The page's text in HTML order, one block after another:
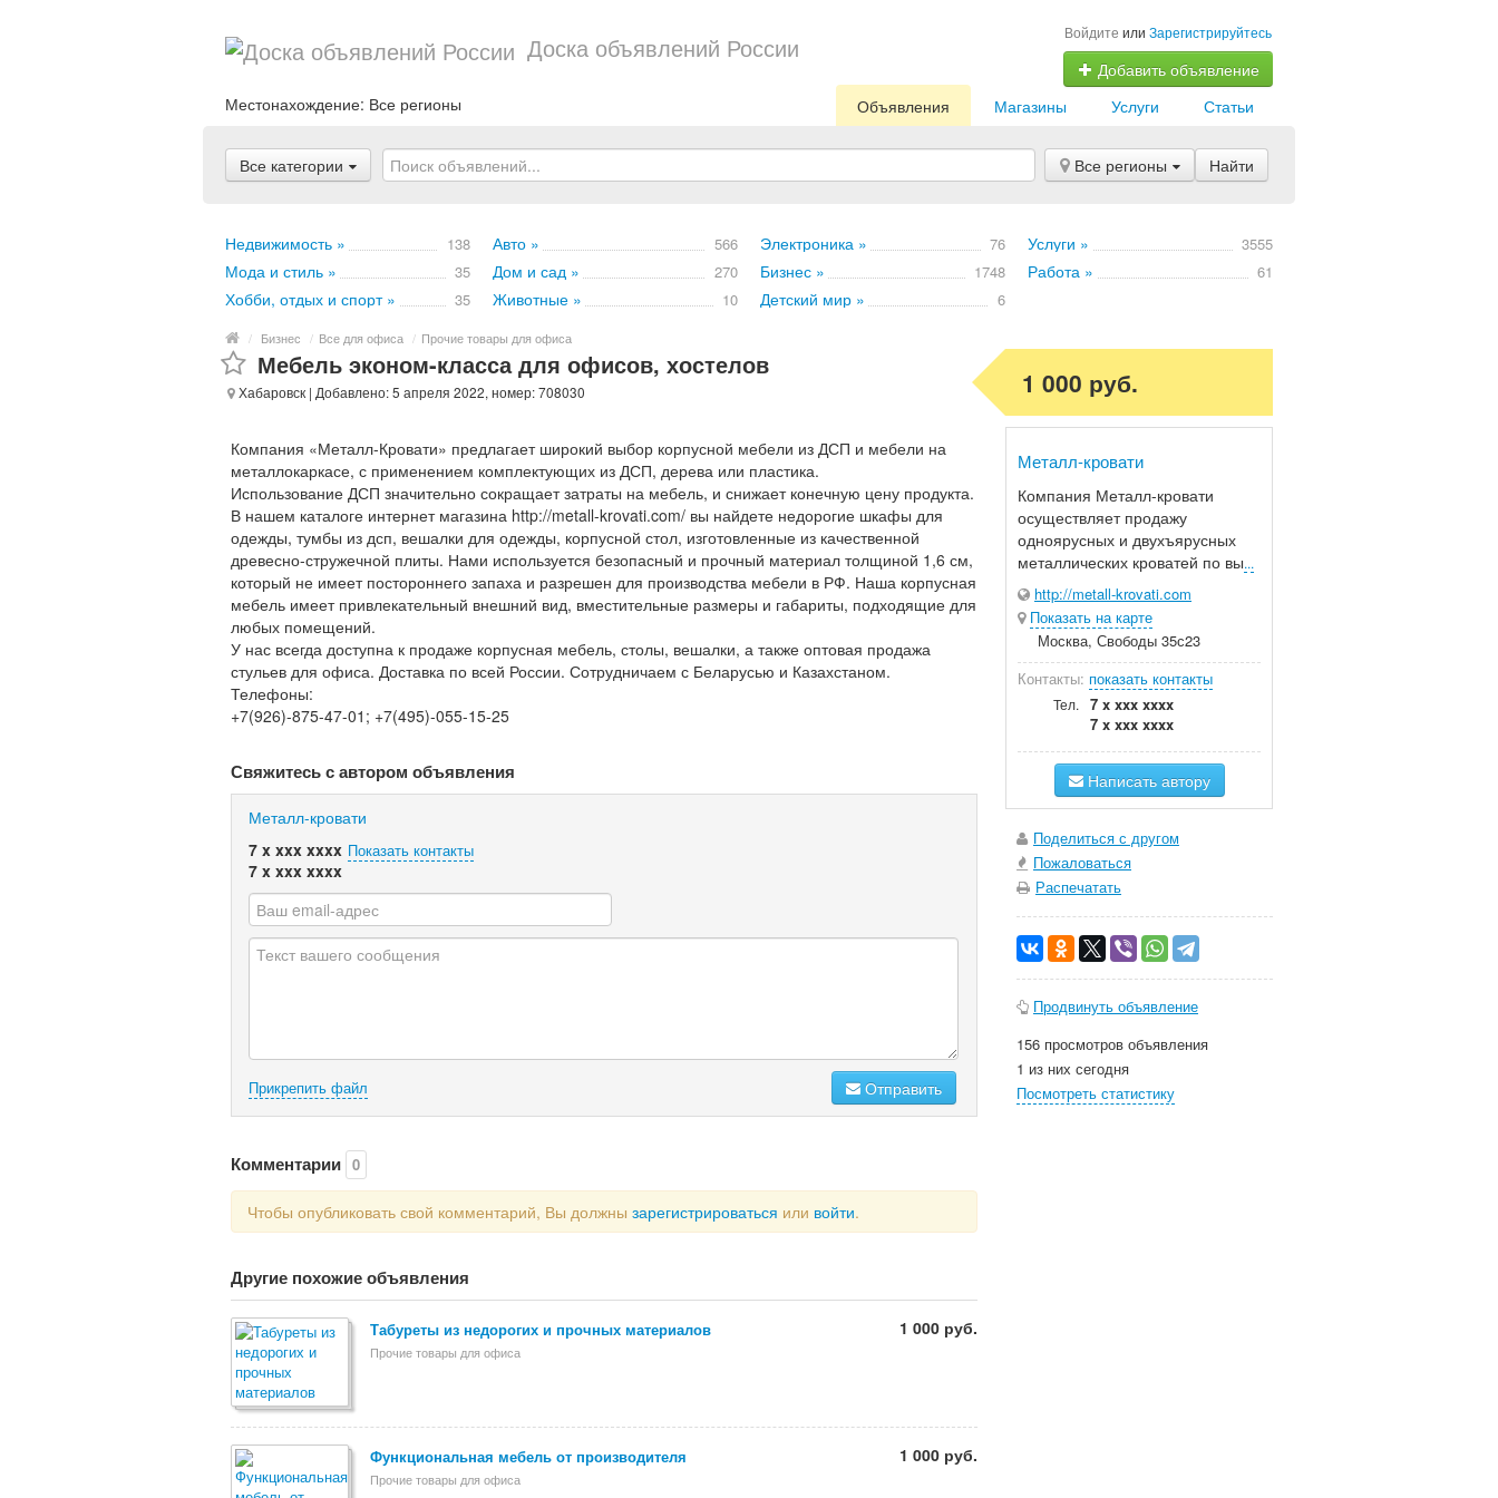
Доска объявлений России Войдите или Зарегистрируйтесь
Добавить объявление
Местонахождение: Все регионы Статьи
Услуги
Магазины
Объявления
Все категории Все регионы Найти
Недвижимость » 138 Авто » 566 Электроника » 76 Услуги » 3555
Мода и стиль » 35 Дом и сад » 270 Бизнес » 1748 Работа » 61
Хобби, отдых и спорт » 35 Животные » 10 Детский мир » 6
/ Бизнес / Все для офиса / Прочие товары для офиса
Мебель эконом-класса для офисов, хостелов
Хабаровск | Добавлено: 5 апреля 2022, номер: 708030
Компания «Металл-Кровати» предлагает широкий выбор корпусной мебели из ДСП и мебели на
металлокаркасе, с применением комплектующих из ДСП, дерева или пластика.
Использование ДСП значительно сокращает затраты на мебель, и снижает конечную цену продукта.
В нашем каталоге интернет магазина http://metall-krovati.com/ вы найдете недорогие шкафы для
одежды, тумбы из дсп, вешалки для одежды, корпусной стол, изготовленные из качественной
древесно-стружечной плиты. Нами используется безопасный и прочный материал толщиной 1,6 см,
который не имеет постороннего запаха и разрешен для производства мебели в РФ. Наша корпусная
мебель имеет привлекательный внешний вид, вместительные размеры и габариты, подходящие для
любых помещений.
У нас всегда доступна к продаже корпусная мебель, столы, вешалки, а также оптовая продажа
стульев для офиса. Доставка по всей России. Сотрудничаем с Беларусью и Казахстаном.
Телефоны:
+7(926)-875-47-01; +7(495)-055-15-25
Свяжитесь с автором объявления
Металл-кровати
7 x xxx xxxx Показать контакты
7 x xxx xxxx
Прикрепить файл Отправить
Комментарии 0
Чтобы опубликовать свой комментарий, Вы должны зарегистрироваться или войти.
Другие похожие объявления
Табуреты из недорогих и прочных материалов
Прочие товары для офиса
1 000 руб.
Функциональная мебель от производителя
Прочие товары для офиса
1 000 руб.
1 000 руб.
Металл-кровати
Компания Металл-кровати
осуществляет продажу
одноярусных и двухъярусных
металлических кроватей по вы...
http://metall-krovati.com
Показать на карте
Москва, Свободы 35с23
Контакты: показать контакты
Тел.
7 x xxx xxxx
7 x xxx xxxx
Написать автору
Поделиться с другом
Пожаловаться
Распечатать
Продвинуть объявление
156 просмотров объявления
1 из них сегодня
Посмотреть статистику